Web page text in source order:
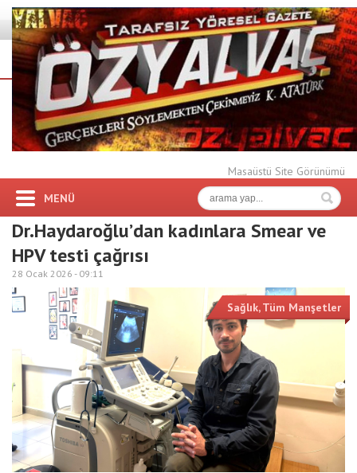
Masaüstü Site Görünümü
MENÜ
Dr.Haydaroğlu’dan kadınlara Smear ve
HPV testi çağrısı
28 Ocak 2026 - 09:11
Sağlık,Tüm Manşetler